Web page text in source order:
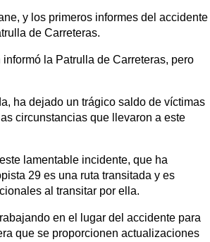
y los primeros informes del accidente
de Carreteras.
la Patrulla de Carreteras, pero
ha dejado un trágico saldo de víctimas
circunstancias que llevaron a este
lamentable incidente, que ha
29 es una ruta transitada y es
al transitar por ella.
en el lugar del accidente para
que se proporcionen actualizaciones